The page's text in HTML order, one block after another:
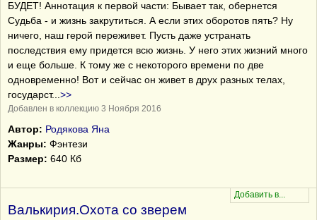
БУДЕТ! Аннотация к первой части: Бывает так, обернется
Судьба - и жизнь закрутиться. А если этих оборотов пять? Ну
ничего, наш герой переживет. Пусть даже устранать
последствия ему придется всю жизнь. У него этих жизний много
и еще больше. К тому же с некоторого времени по две
одновременно! Вот и сейчас он живет в друх разных телах,
государст... >>
Добавлен в коллекцию 3 Ноября 2016
Автор: Родякова Яна
Жанры: Фэнтези
Размер: 640 Кб
Валькирия.Охота со зверем